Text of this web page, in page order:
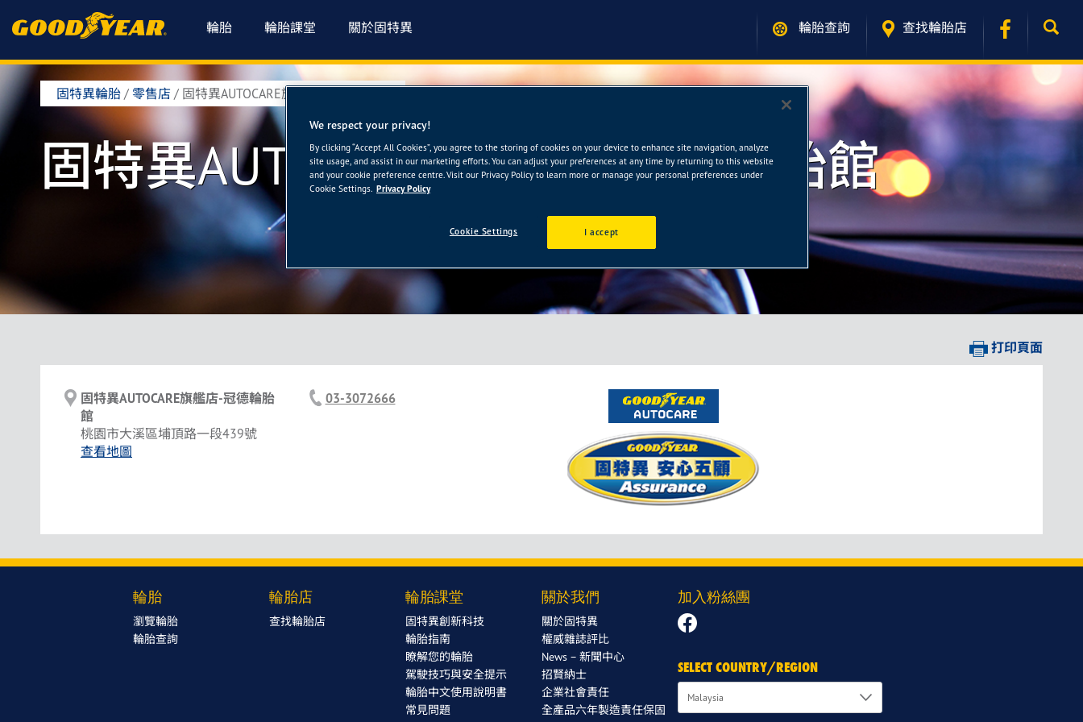
輪胎 輪胎課堂 關於固特異 輪胎查詢 查找輪胎店
固特異輪胎 / 零售店 / 固特異AUTOCARE旗艦店-冠德輪胎館
固特異AUTOCARE旗艦店-冠德輪胎館
打印頁面
固特異AUTOCARE旗艦店-冠德輪胎
館
桃園市大溪區埔頂路一段439號
查看地圖
03-3072666
輪胎
瀏覽輪胎
輪胎查詢
輪胎店
查找輪胎店
輪胎課堂
固特異創新科技
輪胎指南
瞭解您的輪胎
駕駛技巧與安全提示
輪胎中文使用說明書
常見問題
關於我們
關於固特異
權威雜誌評比
News – 新聞中心
招賢納士
企業社會責任
全產品六年製造責任保固
加入粉絲團
SELECT COUNTRY/REGION
We respect your privacy!
By clicking “Accept All Cookies”, you agree to the storing of cookies on your device to enhance site navigation, analyze
site usage, and assist in our marketing efforts. You can adjust your preferences at any time by returning to this website
and your cookie preference centre. Visit our Privacy Policy to learn more or manage your personal preferences under
Cookie Settings. Privacy Policy
I accept
Cookie Settings